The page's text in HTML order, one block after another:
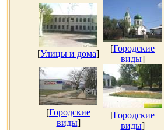
[Улицы и дома]
[Городские
виды]
[Городские
виды]
[Городские
виды]